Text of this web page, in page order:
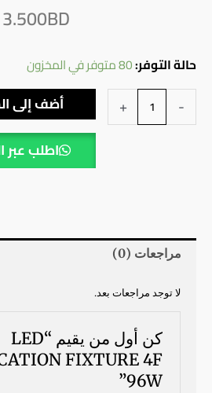
3.500BD
حالة التوفر:80 متوفر في المخزون
-
كمية
LED
PURIFICATION
FIXTURE
+
أضف إلى
اطلب عبر
مراجعات (0)
لا توجد مراجعات بعد.
كن أول من يقيم “LED
FIXTURE 4F
96W”